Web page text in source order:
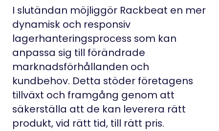
I slutändan möjliggör Rackbeat en mer
dynamisk och responsiv
lagerhanteringsprocess som kan
anpassa sig till förändrade
marknadsförhållanden och
kundbehov. Detta stöder företagens
tillväxt och framgång genom att
säkerställa att de kan leverera rätt
produkt, vid rätt tid, till rätt pris.